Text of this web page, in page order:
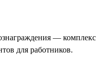
— комплекс
для работников.